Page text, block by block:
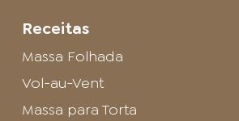
Receitas
Massa Folhada
Vol-au-Vent
Massa para Torta